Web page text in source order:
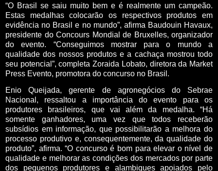
“O Brasil se saiu muito bem e é realmente um campeão.
Estas medalhas colocarão os respectivos produtos em
evidência no Brasil e no mundo”, afirma Baudouin Havaux,
presidente do Concours Mondial de Bruxelles, organizador
do evento. “Conseguimos mostrar para o mundo a
qualidade dos nossos produtos e a cachaça mostrou todo
seu potencial”, completa Zoraida Lobato, diretora da Market
Press Evento, promotora do concurso no Brasil.
Enio Queijada, gerente de agronegócios do Sebrae
Nacional, ressaltou a importância do evento para os
produtores brasileiros, que vai além da medalha. “Há
somente ganhadores, uma vez que todos receberão
subsídios em informação, que possibilitarão a melhora do
processo produtivo e, consequentemente, da qualidade do
produto”, afirma. “O concurso é bom para elevar o nível de
qualidade e melhorar as condições dos mercados por parte
dos pequenos produtores e alambiques apoiados pelo